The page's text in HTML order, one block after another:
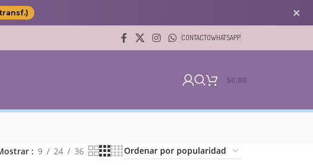
✕
CONTACTOWHATSAPP
$0.00
9 24 36